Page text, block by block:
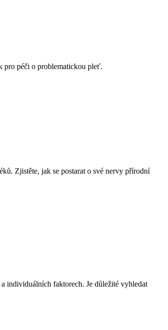
pro péči o problematickou pleť.
Zjistěte, jak se postarat o své nervy přírodní
individuálních faktorech. Je důležité vyhledat